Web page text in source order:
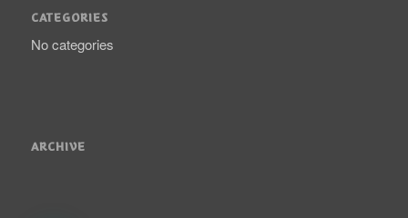
CATEGORIES
No categories
ARCHIVE